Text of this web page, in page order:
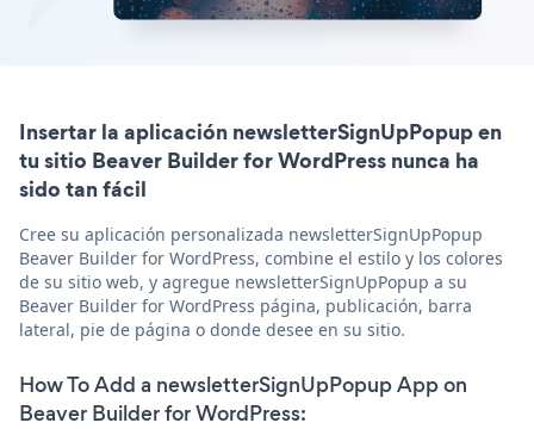
Insertar la aplicación newsletterSignUpPopup en
tu sitio Beaver Builder for WordPress nunca ha
sido tan fácil
Cree su aplicación personalizada newsletterSignUpPopup
Beaver Builder for WordPress, combine el estilo y los colores
de su sitio web, y agregue newsletterSignUpPopup a su
Beaver Builder for WordPress página, publicación, barra
lateral, pie de página o donde desee en su sitio.
How To Add a newsletterSignUpPopup App on
Beaver Builder for WordPress: